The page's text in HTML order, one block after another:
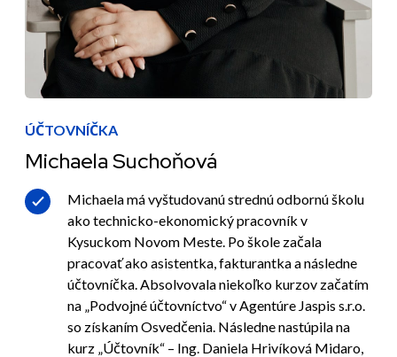
ÚČTOVNÍČKA
Michaela Suchoňová
Michaela má vyštudovanú strednú odbornú školu
ako technicko-ekonomický pracovník v
Kysuckom Novom Meste. Po škole začala
pracovať ako asistentka, fakturantka a následne
účtovníčka. Absolvovala niekoľko kurzov začatím
na „Podvojné účtovníctvo“ v Agentúre Jaspis s.r.o.
so získaním Osvedčenia. Následne nastúpila na
kurz „Účtovník“ – Ing. Daniela Hrivíková Midaro,